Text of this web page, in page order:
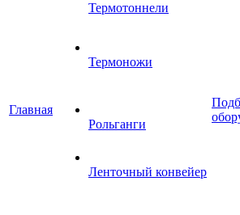
Главная
Термотоннели
Термоножи
Рольганги
Ленточный конвейер